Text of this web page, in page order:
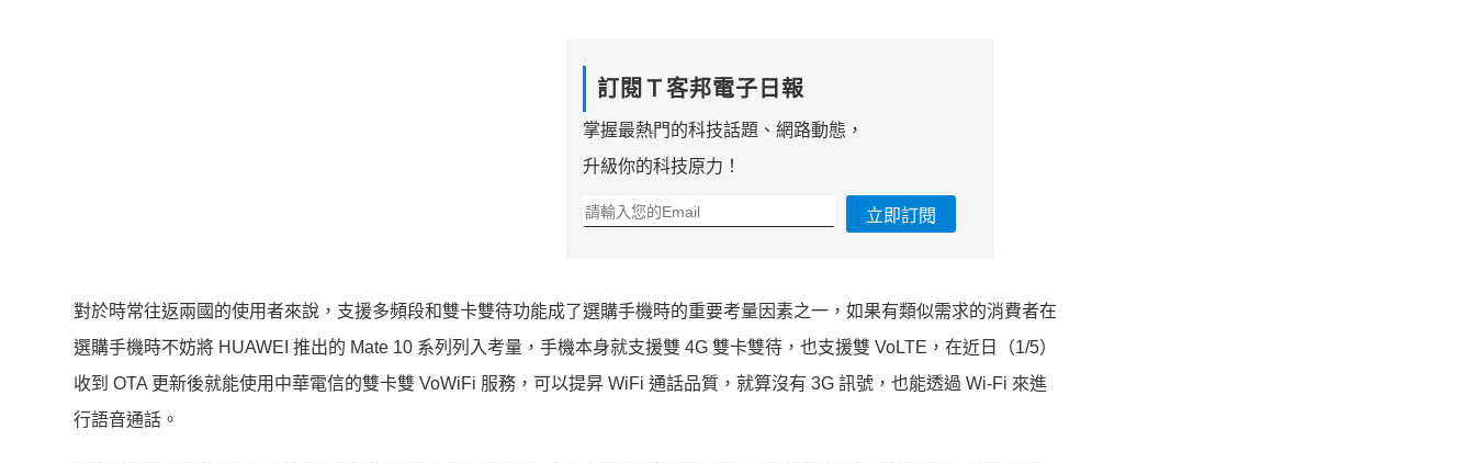
訂閱Ｔ客邦電子日報
掌握最熱門的科技話題、網路動態，
升級你的科技原力！
立即訂閱
對於時常往返兩國的使用者來說，支援多頻段和雙卡雙待功能成了選購手機時的重要考量因素之一，如果有類似需求的消費者在
選購手機時不妨將 HUAWEI 推出的 Mate 10 系列列入考量，手機本身就支援雙 4G 雙卡雙待，也支援雙 VoLTE，在近日（1/5）
收到 OTA 更新後就能使用中華電信的雙卡雙 VoWiFi 服務，可以提昇 WiFi 通話品質，就算沒有 3G 訊號，也能透過 Wi-Fi 來進
行語音通話。